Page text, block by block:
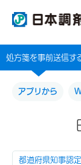
処方箋を事前送信す
アプリから
都道府県知事認